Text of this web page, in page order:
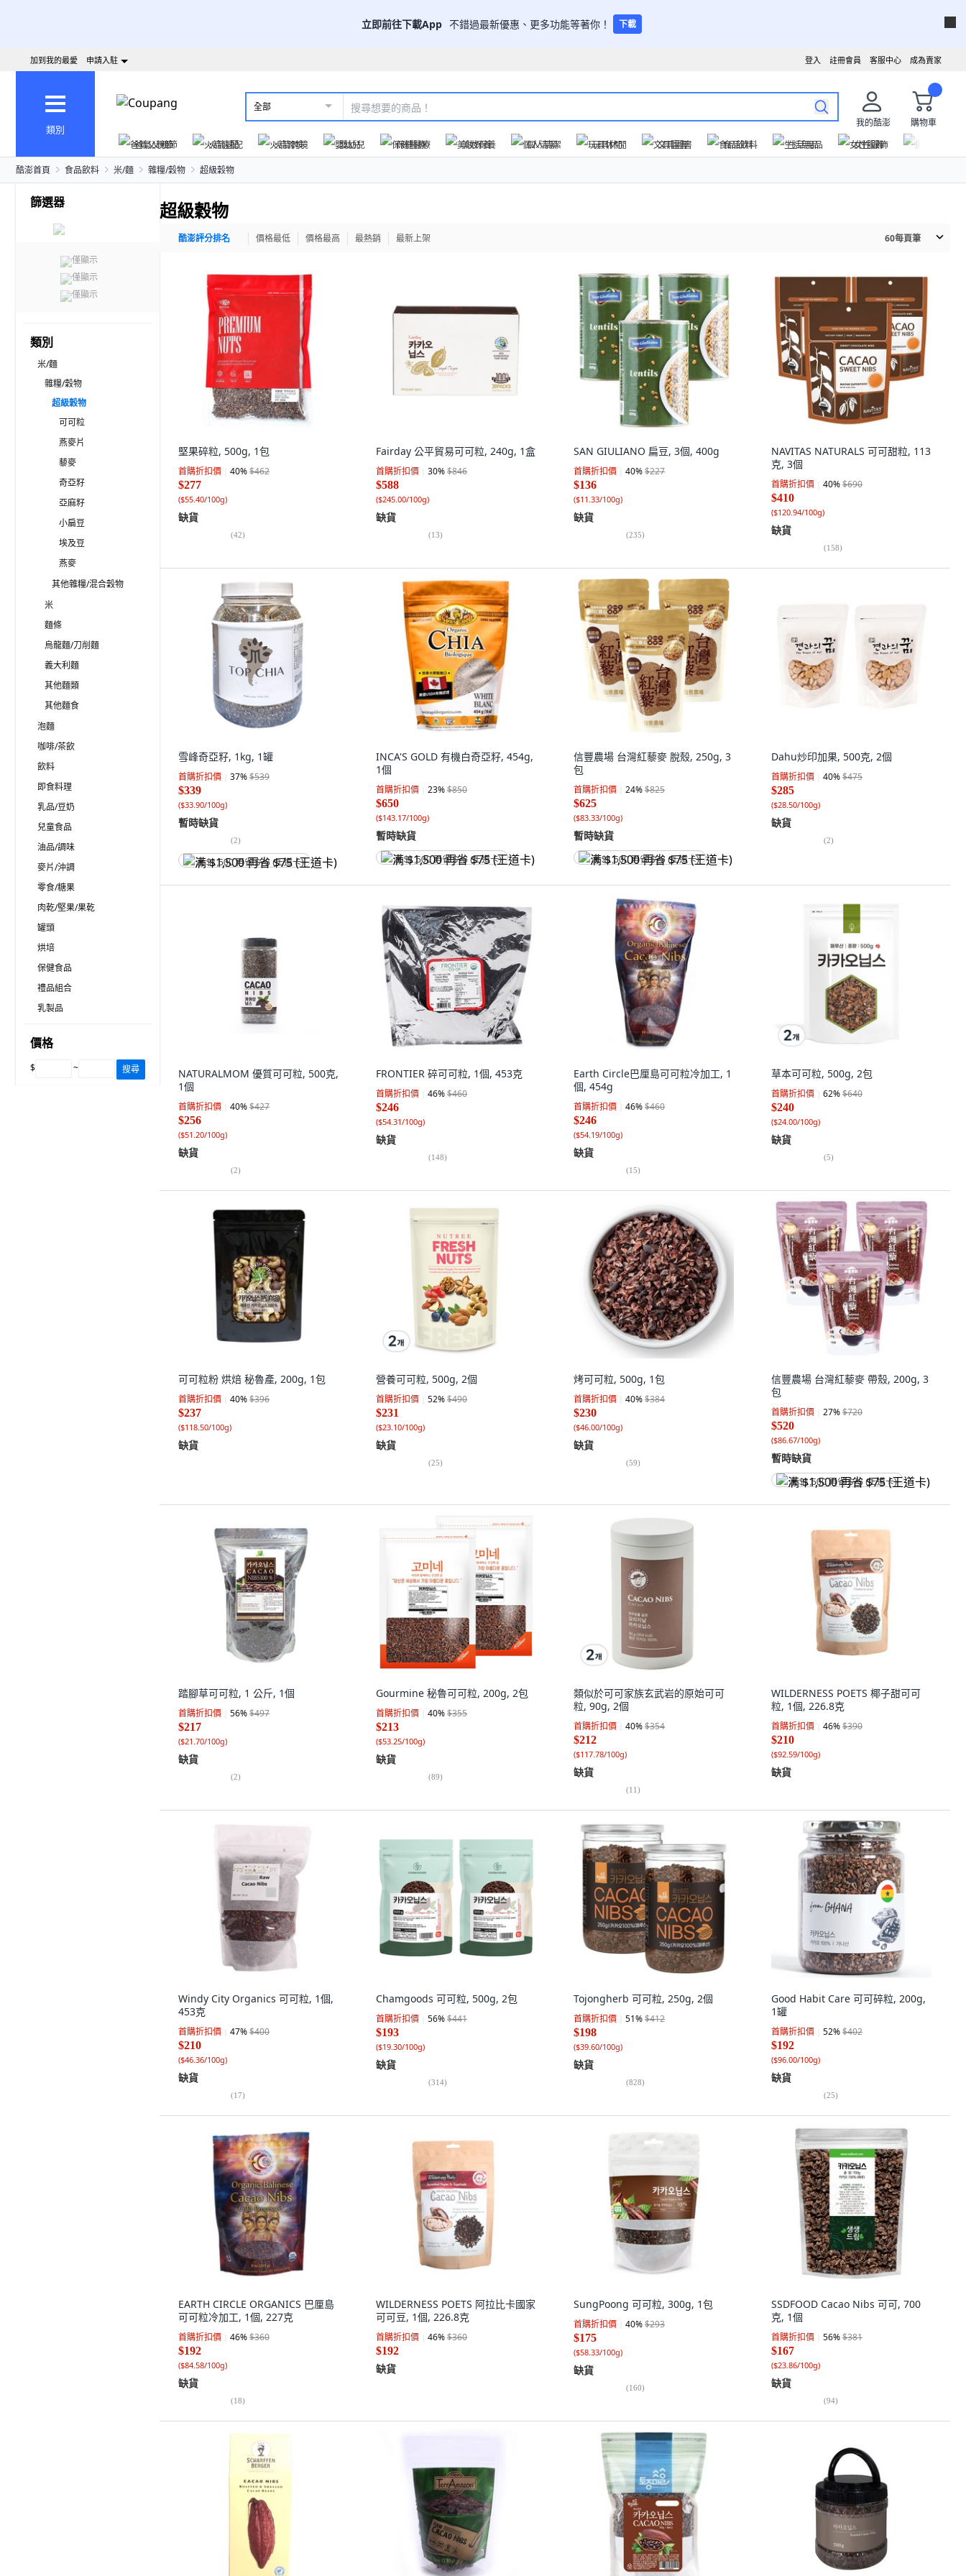
立即前往下載App 不錯過最新優惠、更多功能等著你！ 下載
成為賣家
客服中心
註冊會員
登入
加到我的最愛 申請入駐
類別
全部
我的酷澎
購物車
爸氣父親節
火箭速配 火箭跨境 嬰幼兒 保健醫療 美妝保養 個人清潔 玩具休閒 文具圖書 食品飲料 生活用品 女性服飾
酷澎首頁 食品飲料 米/麵 雜糧/穀物 超級穀物
篩選器
僅顯示
僅顯示
僅顯示
類別
米/麵
雜糧/穀物
超級穀物
可可粒
燕麥片
藜麥
奇亞籽
亞麻籽
小扁豆
埃及豆
燕麥
其他雜糧/混合穀物
米
麵條
烏龍麵/刀削麵
義大利麵
其他麵類
其他麵食
泡麵
咖啡/茶飲
飲料
即食料理
乳品/豆奶
兒童食品
油品/調味
麥片/沖調
零食/糖果
肉乾/堅果/果乾
罐頭
烘培
保健食品
禮品組合
乳製品
價格
$ ~ 搜尋
超級穀物
酷澎評分排名 價格最低 價格最高 最熱銷 最新上架 60每頁筆
堅果碎粒, 500g, 1包
首購折扣價 40%$462
$277
($55.40/100g)
缺貨
(42)
Fairday 公平貿易可可粒, 240g, 1盒
首購折扣價 30%$846
$588
($245.00/100g)
缺貨
(13)
SAN GIULIANO 扁豆, 3個, 400g
首購折扣價 40%$227
$136
($11.33/100g)
缺貨
(235)
NAVITAS NATURALS 可可甜粒, 113
克, 3個
首購折扣價 40%$690
$410
($120.94/100g)
缺貨
(158)
雪峰奇亞籽, 1kg, 1罐
首購折扣價 37%$539
$339
($33.90/100g)
暫時缺貨
(2)
满 $1,500 再省 $75 (王道卡)
INCA'S GOLD 有機白奇亞籽, 454g,
1個
首購折扣價 23%$850
$650
($143.17/100g)
暫時缺貨
满 $1,500 再省 $75 (王道卡)
信豐農場 台灣紅藜麥 脫殼, 250g, 3
包
首購折扣價 24%$825
$625
($83.33/100g)
暫時缺貨
满 $1,500 再省 $75 (王道卡)
Dahu炒印加果, 500克, 2個
首購折扣價 40%$475
$285
($28.50/100g)
缺貨
(2)
NATURALMOM 優質可可粒, 500克,
1個
首購折扣價 40%$427
$256
($51.20/100g)
缺貨
(2)
FRONTIER 碎可可粒, 1個, 453克
首購折扣價 46%$460
$246
($54.31/100g)
缺貨
(148)
Earth Circle巴厘島可可粒冷加工, 1
個, 454g
首購折扣價 46%$460
$246
($54.19/100g)
缺貨
(15)
草本可可粒, 500g, 2包
首購折扣價 62%$640
$240
($24.00/100g)
缺貨
(5)
可可粒粉 烘焙 秘魯產, 200g, 1包
首購折扣價 40%$396
$237
($118.50/100g)
缺貨
營養可可粒, 500g, 2個
首購折扣價 52%$490
$231
($23.10/100g)
缺貨
(25)
烤可可粒, 500g, 1包
首購折扣價 40%$384
$230
($46.00/100g)
缺貨
(59)
信豐農場 台灣紅藜麥 帶殼, 200g, 3
包
首購折扣價 27%$720
$520
($86.67/100g)
暫時缺貨
满 $1,500 再省 $75 (王道卡)
踏腳草可可粒, 1 公斤, 1個
首購折扣價 56%$497
$217
($21.70/100g)
缺貨
(2)
Gourmine 秘魯可可粒, 200g, 2包
首購折扣價 40%$355
$213
($53.25/100g)
缺貨
(89)
類似於可可家族玄武岩的原始可可
粒, 90g, 2個
首購折扣價 40%$354
$212
($117.78/100g)
缺貨
(11)
WILDERNESS POETS 椰子甜可可
粒, 1個, 226.8克
首購折扣價 46%$390
$210
($92.59/100g)
缺貨
Windy City Organics 可可粒, 1個,
453克
首購折扣價 47%$400
$210
($46.36/100g)
缺貨
(17)
Chamgoods 可可粒, 500g, 2包
首購折扣價 56%$441
$193
($19.30/100g)
缺貨
(314)
Tojongherb 可可粒, 250g, 2個
首購折扣價 51%$412
$198
($39.60/100g)
缺貨
(828)
Good Habit Care 可可碎粒, 200g,
1罐
首購折扣價 52%$402
$192
($96.00/100g)
缺貨
(25)
EARTH CIRCLE ORGANICS 巴厘島
可可粒冷加工, 1個, 227克
首購折扣價 46%$360
$192
($84.58/100g)
缺貨
(18)
WILDERNESS POETS 阿拉比卡國家
可可豆, 1個, 226.8克
首購折扣價 46%$360
$192
缺貨
SungPoong 可可粒, 300g, 1包
首購折扣價 40%$293
$175
($58.33/100g)
缺貨
(160)
SSDFOOD Cacao Nibs 可可, 700
克, 1個
首購折扣價 56%$381
$167
($23.86/100g)
缺貨
(94)